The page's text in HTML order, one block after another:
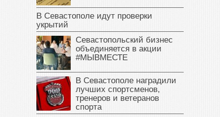
В Севастополе идут проверки
укрытий
Севастопольский бизнес
объединяется в акции
#МЫВМЕСТЕ
В Севастополе наградили
лучших спортсменов,
тренеров и ветеранов
спорта